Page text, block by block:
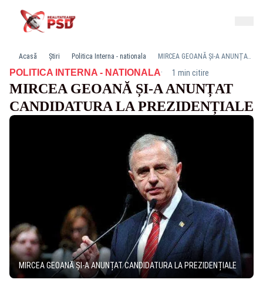
Acasă Știri Politica Interna - nationala MIRCEA GEOANĂ ȘI-A ANUNȚAT CANDIDATURA LA PREZIDENȚIALE
POLITICA INTERNA - NATIONALA· 1 min citire
MIRCEA GEOANĂ ȘI-A ANUNȚAT
CANDIDATURA LA PREZIDENȚIALE
MIRCEA GEOANĂ ȘI-A ANUNȚAT CANDIDATURA LA PREZIDENȚIALE